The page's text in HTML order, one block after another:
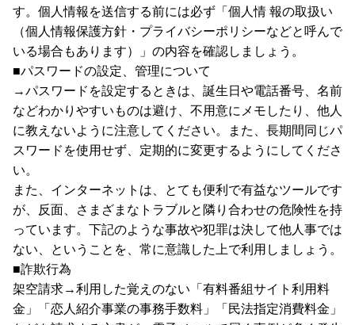
す。個人情報を送信する前には必ず「個人情 報の取扱い
（個人情報保護方針・プライバシーポリシーなどと呼んで
いる場合もあります）」の内容を確認しましょう。
■パスワードの設定、管理について
→パスワードを設定するときは、誕生日や電話番号、名前
などわかりやすいものは避け、不用意にメモしたり、他人
に教えないように注意してください。また、長期間同じパ
スワードを使用せず、定期的に変更するようにしてくださ
い。
また、インターネットは、とても便利で有益なツールです
が、反面、さまざまなトラブルと隣り合わせの危険性を持
っています。下記のような事故や犯罪は決して他人事では
ない、ということを、常に意識した上で利用しましょう。
■詐欺行為
架空請求→利用した覚えのない「有料番組サイト利用料
金」「恋人紹介事業の事務手数料」「民法指定消費料金」